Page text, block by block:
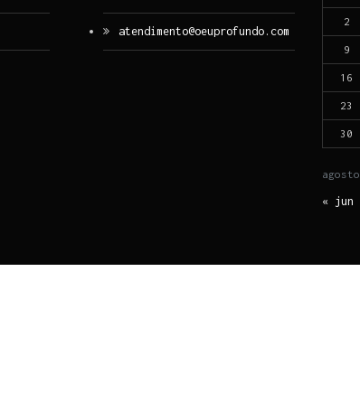
atendimento@oeuprofundo.com
agosto
2
9
16
23
30
« jun